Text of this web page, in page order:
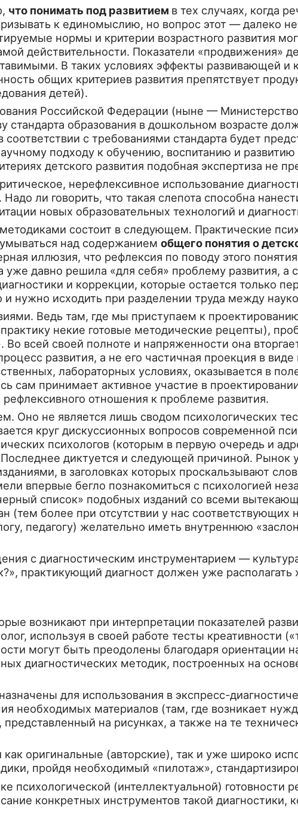
что понимать под развитием в тех случаях, когда
к единомыслию, но вопрос этот — дале­ко
нормы и критерии возрастного развития
действи­тельности. Показатели «продвижения»
В таких условиях эффекты развивающей и
общих критериев развития пре­пятствует
детей).
Российской Федерации (ныне —
стандарта образования в до­школьном возрасте
с требованиями стандарта будет
подходу к обучению, воспитанию и
детского развития по­добная экспертиза не
нерефлексивное использование
ли говорить, что такая слепота способ­на
новых образовательных технологий и
состоит в следующем. Практические
над содержанием общего понятия о
иллюзия, что рефлек­сия по поводу этого
давно решила «для себя» проблему развития, а
и коррекции, которые остается только
и нужно исходить при разделении труда между
Ведь там, где мы приступаем к
некие готовые методические рецепты),
всей своей полноте и напря­женности она
развития, а не его частичная проекция в
лабораторных условиях, оказывается в
сам принимает активное участие в
отношения к проблеме развития.
Оно не является лишь сводом психологических
круг дискуссионных вопросов совре­менной
психологов (кото­рым в первую очередь и
диктуется и следующей причиной. Рынок
в заголовках которых проскальзывают
впервые бегло познакомиться с психологией
список» подобных изданий со всеми
(тем более при отсутствии у нас соответствующих
педагогу) желательно иметь внутреннюю
с диагностическим инструментарием —
практикующий диагност должен уже
возникают при интерпретации показателей
используя в своей работе те­сты креативности
могут быть преодолены благодаря
диагностических методик, построенных на
для использования в экспресс-
необходимых материалов (там, где воз­никает
на рисун­ках, а также на те
оригинальные (авторские), так и уже широко
пройдя необходимый «пилотаж»,
психологической (интеллектуальной) готовности
конкретных инструментов та­кой диагностики,